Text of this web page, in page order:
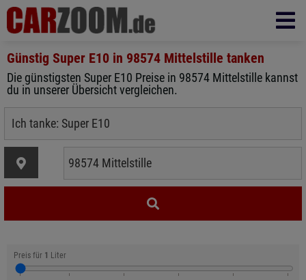
Günstig Super E10 in 98574 Mittelstille tanken
Die günstigsten Super E10 Preise in 98574 Mittelstille kannst
du in unserer Übersicht vergleichen.
Preis für 1 Liter